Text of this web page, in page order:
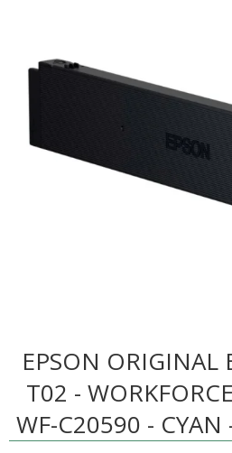
EPSON ORIGINAL
T02 -
WF-C20590 -